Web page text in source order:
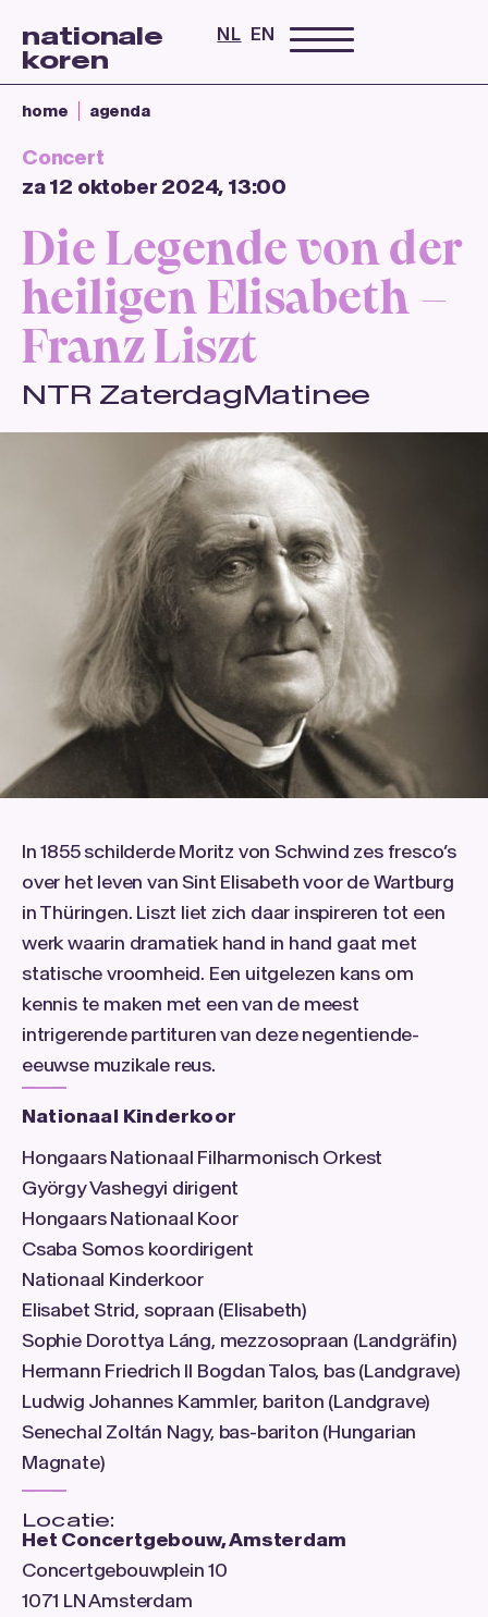
nationale
koren
NL EN
home agenda
Concert
za 12 oktober 2024, 13:00
Die Legende von der
heiligen Elisabeth –
Franz Liszt
NTR ZaterdagMatinee
In 1855 schilderde Moritz von Schwind zes fresco’s
over het leven van Sint Elisabeth voor de Wartburg
in Thüringen. Liszt liet zich daar inspireren tot een
werk waarin dramatiek hand in hand gaat met
statische vroomheid. Een uitgelezen kans om
kennis te maken met een van de meest
intrigerende partituren van deze negentiende-
eeuwse muzikale reus.
Nationaal Kinderkoor
Hongaars Nationaal Filharmonisch Orkest
György Vashegyi dirigent
Hongaars Nationaal Koor
Csaba Somos koordirigent
Nationaal Kinderkoor
Elisabet Strid, sopraan (Elisabeth)
Sophie Dorottya Láng, mezzosopraan (Landgräfin)
Hermann Friedrich II Bogdan Talos, bas (Landgrave)
Ludwig Johannes Kammler, bariton (Landgrave)
Senechal Zoltán Nagy, bas-bariton (Hungarian
Magnate)
Locatie:
Het Concertgebouw, Amsterdam
Concertgebouwplein 10
1071 LN Amsterdam